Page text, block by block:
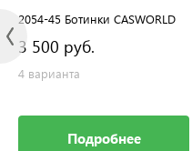
2054-45 Ботинки CASWORLD
3 500 руб.
4 варианта
Подробнее